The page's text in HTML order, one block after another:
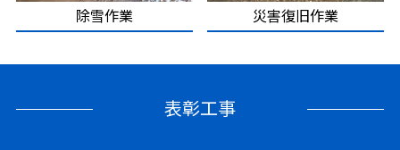
除雪作業 災害復旧作業
表彰工事